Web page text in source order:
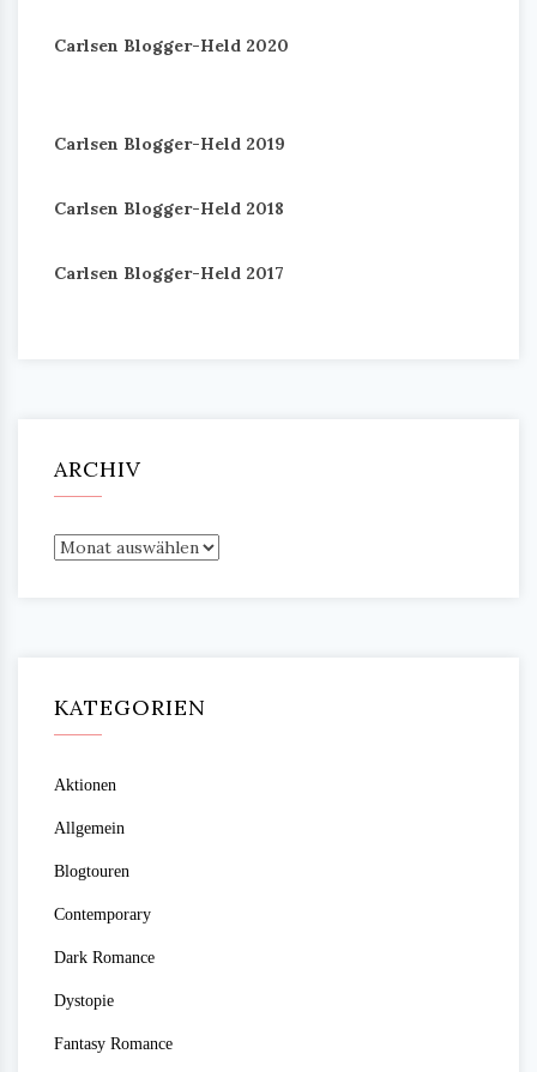
Carlsen Blogger-Held 2020
Carlsen Blogger-Held 2019
Carlsen Blogger-Held 2018
Carlsen Blogger-Held 2017
ARCHIV
Archiv
KATEGORIEN
Aktionen
Allgemein
Blogtouren
Contemporary
Dark Romance
Dystopie
Fantasy Romance